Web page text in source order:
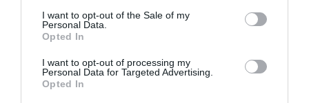
consent section.
I want to opt-out of the Sale of my
Personal Data.
Opted In
I want to opt-out of processing my
Personal Data for Targeted Advertising.
Opted In
Πληροφορίες για τους Συντάκτες: